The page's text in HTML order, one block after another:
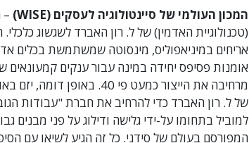
המכון העולמי של סיינטולוגיה לעסקים (WISE)
–
(טכנולוגיית האדמין) של ל. רון האברד לשגשוג
אריחים במיניאפוליס, מינסוטה שמשתמשת בכלים
מרחיבה את הייצור כמעט פי 40.
של ל. רון האברד כדי להרחיב את חברת "עבודות
למוביל בתחומו על-ידי גלישה ודילוג על פני מבנים
המפורסם בעולם של סידני. כל זה הגיע לשיאו עם